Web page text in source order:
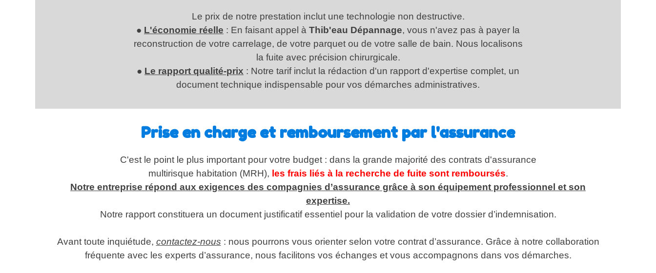
Le prix de notre prestation inclut une technologie non destructive.
● L'économie réelle : En faisant appel à Thib'eau Dépannage, vous n'avez pas à payer la
reconstruction de votre carrelage, de votre parquet ou de votre salle de bain. Nous localisons
la fuite avec précision chirurgicale.
● Le rapport qualité-prix : Notre tarif inclut la rédaction d'un rapport d'expertise complet, un
document technique indispensable pour vos démarches administratives.
Prise en charge et remboursement par l'assurance
C'est le point le plus important pour votre budget : dans la grande majorité des contrats d'assurance
multirisque habitation (MRH), les frais liés à la recherche de fuite sont remboursés.
Notre entreprise répond aux exigences des compagnies d’assurance grâce à son équipement professionnel et son
expertise.
Notre rapport constituera un document justificatif essentiel pour la validation de votre dossier d’indemnisation.
Avant toute inquiétude, contactez-nous : nous pourrons vous orienter selon votre contrat d’assurance. Grâce à notre collaboration
fréquente avec les experts d’assurance, nous facilitons vos échanges et vous accompagnons dans vos démarches.